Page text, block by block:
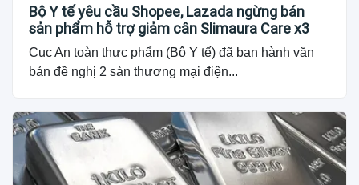
Bộ Y tế yêu cầu Shopee, Lazada ngừng bán
sản phẩm hỗ trợ giảm cân Slimaura Care x3
Cục An toàn thực phẩm (Bộ Y tế) đã ban hành văn
bản đề nghị 2 sàn thương mại điện...